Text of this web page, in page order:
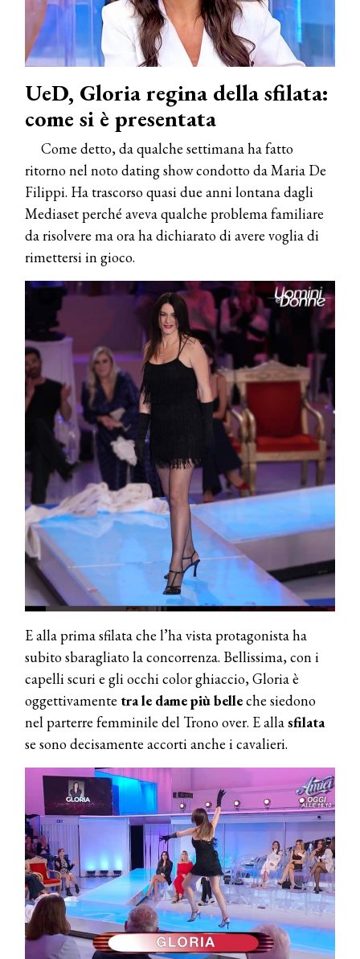
UeD, Gloria regina della sfilata:
come si è presentata
Come detto, da qualche settimana ha fatto
ritorno nel noto dating show condotto da Maria De
Filippi. Ha trascorso quasi due anni lontana dagli
Mediaset perché aveva qualche problema familiare
da risolvere ma ora ha dichiarato di avere voglia di
rimettersi in gioco.
E alla prima sfilata che l’ha vista protagonista ha
subito sbaragliato la concorrenza. Bellissima, con i
capelli scuri e gli occhi color ghiaccio, Gloria è
oggettivamente tra le dame più belleche siedono
nel parterre femminile del Trono over. E allasfilata
se sono decisamente accorti anche i cavalieri.